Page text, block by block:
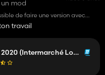
mod
de faire une version avec
que les portes ouvrables pour
sinon super mod merci a toi
travail
Renault Master 2020 (Intermarché Location)